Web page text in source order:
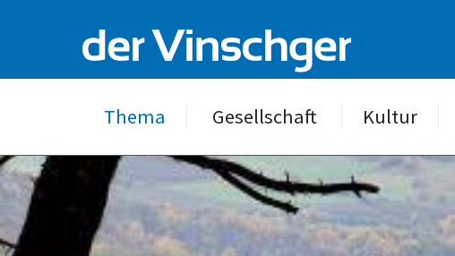
Thema Gesellschaft Kultur